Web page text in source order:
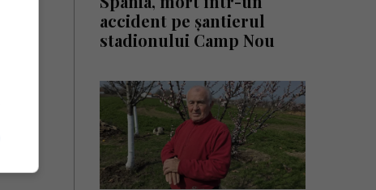
accident pe șantierul
stadionului Camp Nou